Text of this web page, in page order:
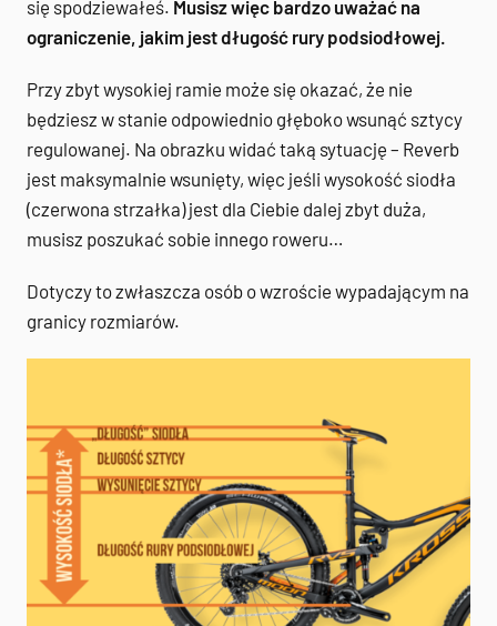
się spodziewałeś. Musisz więc bardzo uważać na
ograniczenie, jakim jest długość rury podsiodłowej.
Przy zbyt wysokiej ramie może się okazać, że nie
będziesz w stanie odpowiednio głęboko wsunąć sztycy
regulowanej. Na obrazku widać taką sytuację – Reverb
jest maksymalnie wsunięty, więc jeśli wysokość siodła
(czerwona strzałka) jest dla Ciebie dalej zbyt duża,
musisz poszukać sobie innego roweru…
Dotyczy to zwłaszcza osób o wzroście wypadającym na
granicy rozmiarów.